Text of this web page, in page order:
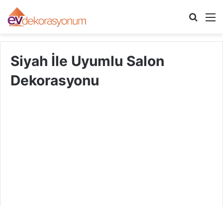
Arama
Siyah İle Uyumlu Salon
Dekorasyonu